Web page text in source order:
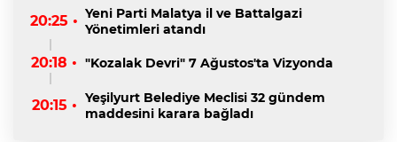
20:25 • Yeni Parti Malatya il ve Battalgazi
Yönetimleri atandı
20:18 • "Kozalak Devri" 7 Ağustos'ta Vizyonda
20:15 • Yeşilyurt Belediye Meclisi 32 gündem
maddesini karara bağladı